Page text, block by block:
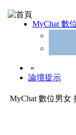
MyChat 數
»
論壇提示
MyChat 數位男女